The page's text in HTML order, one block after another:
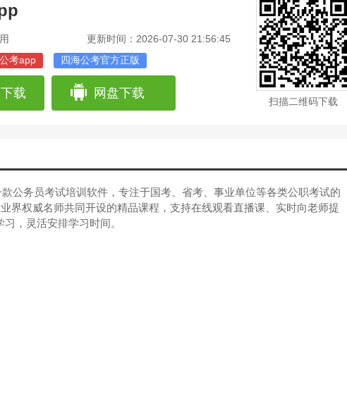
更新时间：2026-07-30 21:56:45
考app 四海公考官方正版
载 网盘下载
扫描二维码下载
公务员考试培训软件，专注于国考、省考、事业单位等各类公职考试的
界权威名师共同开设的精品课程，支持在线观看直播课、实时向老师提
，灵活安排学习时间。